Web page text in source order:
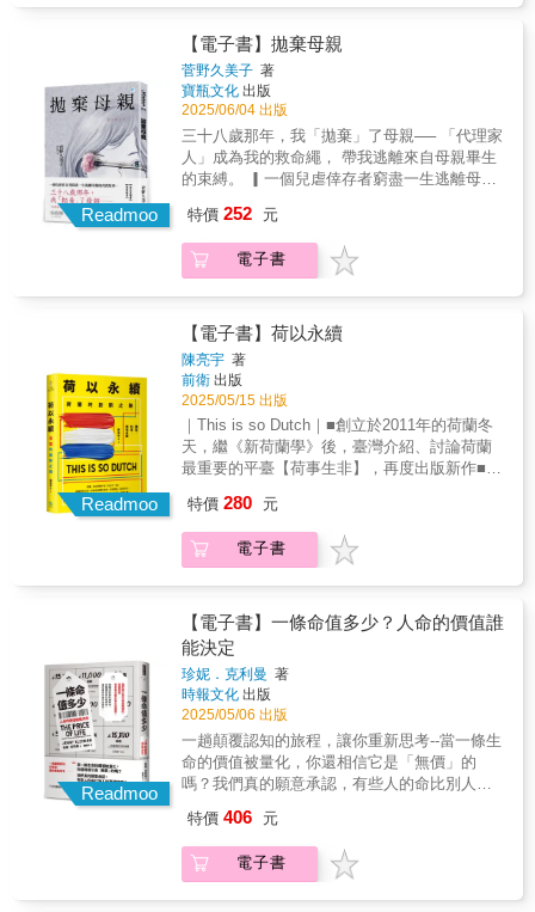
面發展或完美發展的特定願景強加在任何人身
上。4. 利用神經多樣性的理論和行動，達到集
體解放：作者指出，我們應該質疑生物醫學與
心理學的立論，及這些意識形態的功能，但不
要否認精神疾病與障礙確實存在的事實，唯有
這麼做，才能建構出對於疾病與障礙的新認知
方法，同時反抗優生學意識形態與壓迫，走向
多元共融的未來。
擇嗎？ 凍卵技術表面上是為了讓女性更自由，
實際上卻可能只是另一種對「正常人生進度」
的回應。延後生育被當作成熟與負責的象徵，
讓我們看起來有準備、還在線上，但或許只是
換個方式繼續迎合社會期待。 二、凍卵不是醫
療，是焦慮的供應鏈 你以為它在販售保障，其
實它販售的是「你還掌握人生主控權」的幻
覺。本書從從一場雞尾酒派對、平台推薦，談
到公司福利，整條卵子供應鏈業靠著理想焦慮
慮。 三、自由選擇，還是社會交卷？ 多數人選
擇凍卵，是為了「不要後悔」，但這種後悔常
來自那些已生育者的投射。當社會將生育設定
為一場需延後準備的任務，我們是否忘了：生
或不生，從來都該是個人選擇，而非回應社會
的標準答案。 這不是關於多一個選項的故事，
而是自由從來就在妳心中的提醒。 當市場可以
延遲生育、科技可以設計未來， 自由不再只是
個人的意志，而成為被價格、制度與時間重新
編碼的選項。 在這樣的時代裡，真正的自由是
理解自己置身何處，並清醒地為自己定義未
來。 ────── 【感電出版X Dr.情趣】聯名活
動 陪你找回身體的專屬節奏 「《大凍卵時
代》購書專屬優惠｜隨書附贈氧氣呵護潤滑液
(小)兌換碼」 限量贈品，送完為止。詳細活動
提供經濟發展和國家政策的科學根據。人口學
的核心是以人口改變的驅動力（亦即死亡、出
生和遷徙）為主軸，探討人口如何在這些因素
的交織下發生改變。城鄉移動、移民政策、少
子化、高齡化、性別關係、健保制度等等，都
是人口學的研究課題，但這些課題極仰賴其他
社會科學進一步提供解釋，所以人口學是真正
跨學科的學問。不僅跨越社會科學領域，人口
學的核心深處更企圖找出能解釋人類生命週期
遺傳學共享研究成果的學科。***到底什麼是環
境（environment）？為什麼人們不乾脆用「自
然」（nature）就好？環境，顧名思義，就是周
遭（surroundings）的意思；若是如此，人們是
在什麼時候意識到的此「周遭」的重要性？環
境是透過什麼樣的科學實作（如觀察、測量、
監測）而成為一個人們可以與之互動的「東
西」？「環境」一詞脫穎而出成為當代世界的
關鍵詞，關鍵或許在於人想要了解自己的渴
望。根本上，這是個發現土地、認識土地的故
事，而這個過程需要地圖，同時也產製了更多
地圖。期待「二十一世紀的環境課」可以是這
樣的地圖。你不是按圖索驥地去發現環境，因
為環境就不是躺在某處、等著你去發現的
「物」。而是如同宙斯的pharos，這六冊書讓
的「周遭」。——洪廣冀當代台灣社會所面臨
最巨大的問題之一就是少子高齡化，除此之
外，人口學的思維，也就是關注年齡、世代、
生育與死亡等變數的影響，也在許多公共政策
議題上扮演關鍵角色。另外，舉凡健保與年金
的規劃、疫苗風險的評估、教育政策的規劃，
勞動力市場政策乃至於都市計劃與住宅政策，
無一不需要建立在對人口現象的掌握上。台灣
作為民主國家，公共政策的形成早已無法透過
上而下單向的灌輸，也必須仰賴公眾對相關人
更為迫切。從這角度來看，提升社會整體對人
口現象的認識是一個日益迫切的課題，這本小
冊子提供非常好的起點。——鄭力軒，政治大
Readmoo
【電子書】拋棄母親
菅野久美子 著
寶瓶文化 出版
2025/06/04 出版
三十八歲那年，我「拋棄」了母親── 「代理家
人」成為我的救命繩， 帶我逃離來自母親畢生
的束縛。 ▎一個兒虐倖存者窮盡一生逃離母親
虐待的時候， ▎是我唯一能得到「母愛」的時
刻&hellip;&hellip; 「四歲的我無數次被母親殺
死，在父親的書房裡徘徊於生死邊緣。」 作者
習的「教育虐待」。在這過程中，父親始終像
個局外人。 種種忽視與暴力，對她造成巨大的
傷害。她在校被霸凌，開始拒學、繭居，成年
後出現扭曲性癖，數次嘗試自殺。直到接觸
「代理家人」，即從長照到臨終送葬、遺物整
理皆一手包辦的服務，她決定，為了不再被黑
洞一樣的家拖垮一生，她要「拋棄母親」。 ▎
我不想再為了得到母親的認可而成為奴隸。 ▎
為了逃離父母，我們可以外包「贍養父母」的
個年紀，我還在沒出息地渴望著母親的愛嗎？
我每天都在反覆問自己。我終其一生都在渴望
母親的認同，但也拚命想從她身邊逃離。我對
母親混沌、複雜的情感把我推入了痛苦的深
淵，可怕的是，就算內心再矛盾，我也必須懷
著對母親的複雜情感，承擔起照顧母親的責
任。 到死之前都會如此痛苦嗎？不，我們可以
得到自由。在生命走到終點之前，我必須跟母
親訣別。為了在社會層面上逃離母親，我們必
須先在現實中創造『子女不必盡孝』的選
擇。」 ──菅野久美子 本書深入探討原生家庭
的虐待、缺愛與疏離，也及近年在日本興起的
離父母之人的一封信，也是對當代社會拋出的
提問：面對深愛但也恨之入骨的父母，「孝
道」是否仍為必須遵循的唯一道路？ ★各界推
特價 252 元
電子書
Readmoo
【電子書】荷以永續
陳亮宇 著
前衛 出版
2025/05/15 出版
｜This is so Dutch｜■創立於2011年的荷蘭冬
天，繼《新荷蘭學》後，臺灣介紹、討論荷蘭
最重要的平臺【荷事生非】，再度出版新作■專
面向■陳欣新．Ying C. 陳穎．Olivia 董芸安－
專文推薦「自在，是荷蘭傳統上對多元文化的
包容；舒適，則得益於它精心規劃的城市設
地面對現實並克服挑戰。」－陳欣新（前中華
民國〔臺灣〕駐荷蘭代表［2019-2024］ 外交
部禮賓處處長）「無論我們個別的經歷有多麼
不同，我相信荷事生非所有的成員與作者、曾
經有荷蘭生活經驗的人們，抑或對這個國家感
到好奇的朋友，都能透過本書，再次體會我們
曾經的好奇與疑問，感受那些試圖追根究底的
動力，最終找到更多志同道合的夥伴，相伴尋
求一個讓不同個體、群體都能生活得更自在的
社會環境。」─Ying C. 陳穎（荷事生非Oranje
匙甜點舀巴黎」主理人）「關於這本書的創作
者們以及背後的更大群體——荷事生非團隊，
我是這麼理解的：知識的移民者，以專業知識
特價 280 元
電子書
Readmoo
【電子書】一條命值多少？人命的價值誰
能決定
珍妮．克利曼 著
時報文化 出版
2025/05/06 出版
一趟顛覆認知的旅程，讓你重新思考--當一條生
命的價值被量化，你還相信它是「無價」的
嗎？我們真的願意承認，有些人的命比別人的
真相嗎？這是一部精彩的調查報導作品，不容
錯過！我們總以為生命是無價的，但事實是--世
界每天都在為生命標價！殉職消防員的撫卹
特價 406 元
電子書